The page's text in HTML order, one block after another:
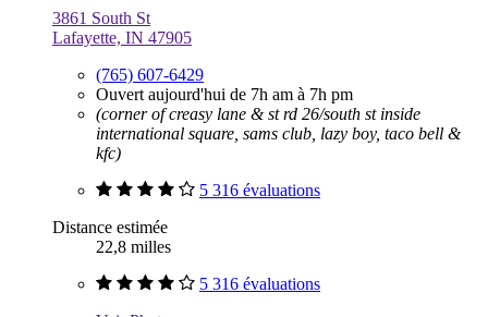
3861 South St
Lafayette, IN 47905
(765) 607-6429
Ouvert aujourd'hui de 7h am à 7h pm
(corner of creasy lane & st rd 26/south st inside
international square, sams club, lazy boy, taco bell &
kfc)
5 316 évaluations
Distance estimée
22,8 milles
5 316 évaluations